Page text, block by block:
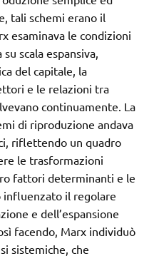
tali schemi erano il
esaminava le condizioni
scala espansiva,
del capitale, la
e le relazioni tra
continuamente. La
di riproduzione andava
riflettendo un quadro
le trasformazioni
fattori determinanti e le
influenzato il regolare
e dell’espansione
facendo, Marx individuò
sistemiche, che